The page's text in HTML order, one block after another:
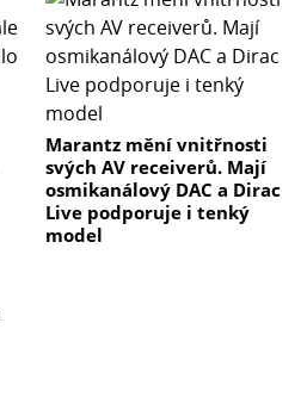
Marantz mění vnitřnosti
svých AV receiverů. Mají
osmikanálový DAC a Dirac
Live podporuje i tenký
model